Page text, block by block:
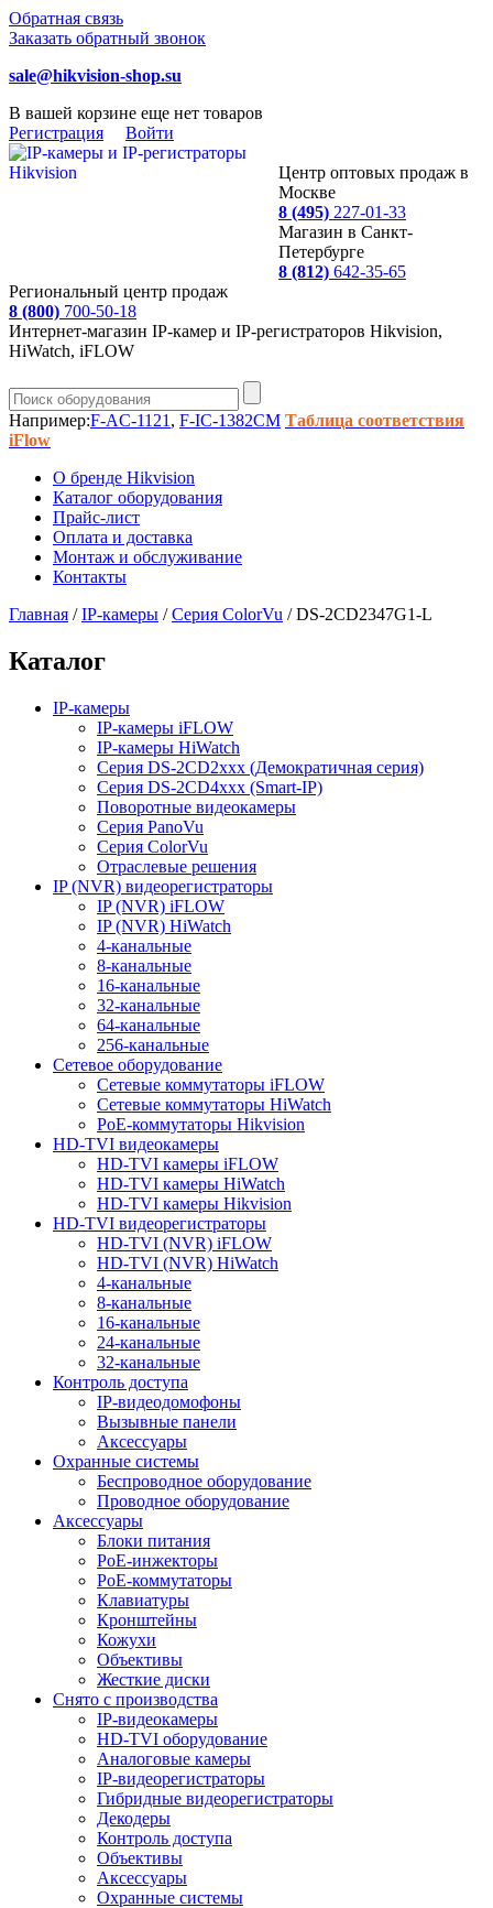
Обратная связь
Заказать обратный звонок
sale@hikvision-shop.su
В вашей корзине еще нет товаров
Регистрация
Войти
Центр оптовых продаж в
Москве
8 (495) 227-01-33
Магазин в Санкт-
Петербурге
8 (812) 642-35-65
Региональный центр продаж
8 (800) 700-50-18
Интернет-магазин IP-камер и IP-регистраторов Hikvision,
HiWatch, iFLOW
Например:F-AC-1121 , F-IC-1382CM Таблица соответствия
iFlow
О бренде Hikvision
Каталог оборудования
Прайс-лист
Оплата и доставка
Монтаж и обслуживание
Контакты
Главная /IP-камеры /Серия ColorVu /DS-2CD2347G1-L
Каталог
IP-камеры
IP-камеры iFLOW
IP-камеры HiWatch
Серия DS-2CD2xxx (Демократичная серия)
Серия DS-2CD4xxx (Smart-IP)
Поворотные видеокамеры
Серия PanoVu
Серия ColorVu
Отраслевые решения
IP (NVR) видеорегистраторы
IP (NVR) iFLOW
IP (NVR) HiWatch
4-канальные
8-канальные
16-канальные
32-канальные
64-канальные
256-канальные
Сетевое оборудование
Сетевые коммутаторы iFLOW
Сетевые коммутаторы HiWatch
PoE-коммутаторы Hikvision
HD-TVI видеокамеры
HD-TVI камеры iFLOW
HD-TVI камеры HiWatch
HD-TVI камеры Hikvision
HD-TVI видеорегистраторы
HD-TVI (NVR) iFLOW
HD-TVI (NVR) HiWatch
4-канальные
8-канальные
16-канальные
24-канальные
32-канальные
Контроль доступа
IP-видеодомофоны
Вызывные панели
Аксессуары
Охранные системы
Беспроводное оборудование
Проводное оборудование
Аксессуары
Блоки питания
PoE-инжекторы
PoE-коммутаторы
Клавиатуры
Кронштейны
Кожухи
Объективы
Жесткие диски
Снято с производства
IP-видеокамеры
HD-TVI оборудование
Аналоговые камеры
IP-видеорегистраторы
Гибридные видеорегистраторы
Декодеры
Контроль доступа
Объективы
Аксессуары
Охранные системы